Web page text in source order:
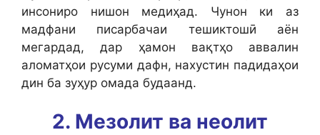
инсониро нишон медиҳад. Чунон ки аз
мадфани писарбачаи тешиктошӣ аён
мегардад, дар ҳамон вақтҳо аввалин
аломатҳои русуми дафн, нахустин падидаҳои
дин ба зуҳур омада будаанд.
2. Мезолит ва неолит